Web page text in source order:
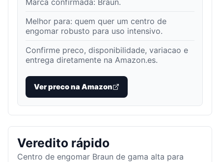
Marca confirmada: Braun.
Melhor para: quem quer um centro de
engomar robusto para uso intensivo.
Confirme preco, disponibilidade, variacao e
entrega diretamente na Amazon.es.
Ver preco na Amazon
Veredito rápido
Centro de engomar Braun de gama alta para